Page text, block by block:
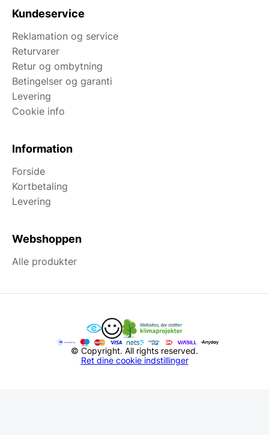
Kundeservice
Reklamation og service
Returvarer
Retur og ombytning
Betingelser og garanti
Levering
Cookie info
Information
Forside
Kortbetaling
Levering
Webshoppen
Alle produkter
© Copyright. All rights reserved.
Ret dine cookie indstillinger